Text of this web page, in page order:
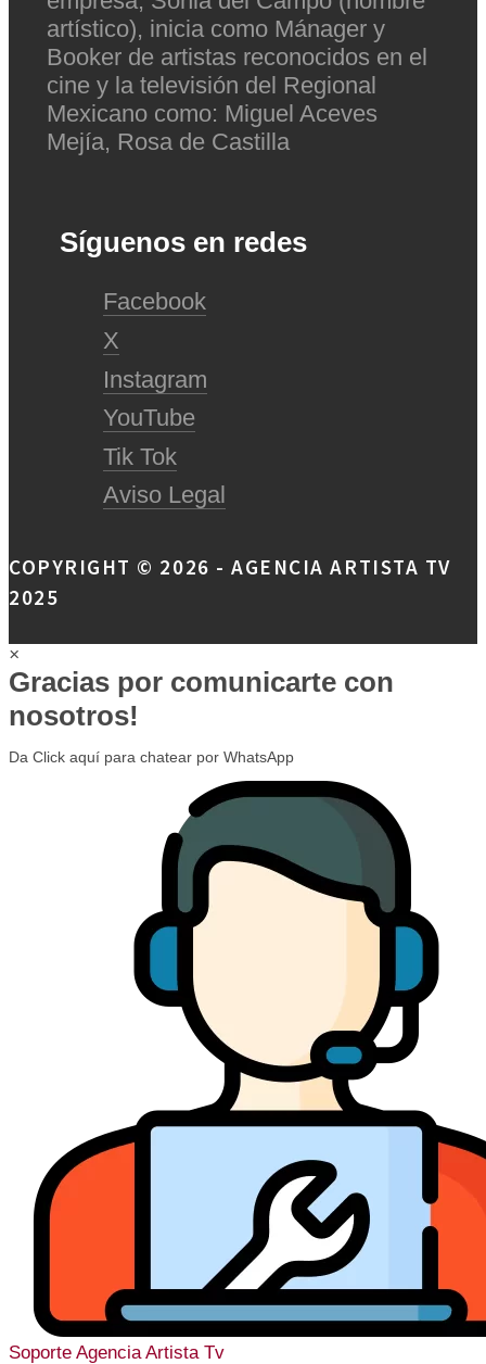
artístico), inicia como Mánager y
Booker de artistas reconocidos en el
cine y la televisión del Regional
Mexicano como: Miguel Aceves
Mejía, Rosa de Castilla
Síguenos en redes
Facebook
X
Instagram
YouTube
Tik Tok
Aviso Legal
COPYRIGHT © 2026 - AGENCIA ARTISTA TV
2025
×
Gracias por comunicarte con
nosotros!
Da Click aquí para chatear por WhatsApp
Soporte Agencia Artista Tv